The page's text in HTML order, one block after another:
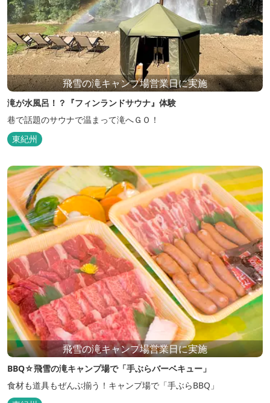
飛雪の滝キャンプ場営業日に実施
滝が水風呂！？『フィンランドサウナ』体験
巷で話題のサウナで温まって滝へＧＯ！
東紀州
飛雪の滝キャンプ場営業日に実施
BBQ☆飛雪の滝キャンプ場で「手ぶらバーベキュー」
食材も道具もぜんぶ揃う！キャンプ場で「手ぶらBBQ」